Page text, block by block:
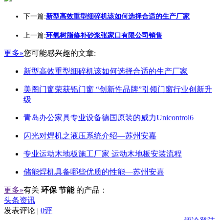
下一篇:新型高效重型细碎机该如何选择合适的生产厂家
上一篇:环氧树脂修补砂浆张家口有限公司销售
更多»您可能感兴趣的文章:
新型高效重型细碎机该如何选择合适的生产厂家
美阁门窗荣获铝门窗 “创新性品牌”引领门窗行业创新升
级
青岛办公家具专业设备德国原装的威力Unicontrol6
闪光对焊机之液压系统介绍—苏州安嘉
专业运动木地板施工厂家 运动木地板安装流程
储能焊机具备哪些优质的性能—苏州安嘉
更多»有关 环保 节能 的产品：
头条资讯
发表评论 | 0评